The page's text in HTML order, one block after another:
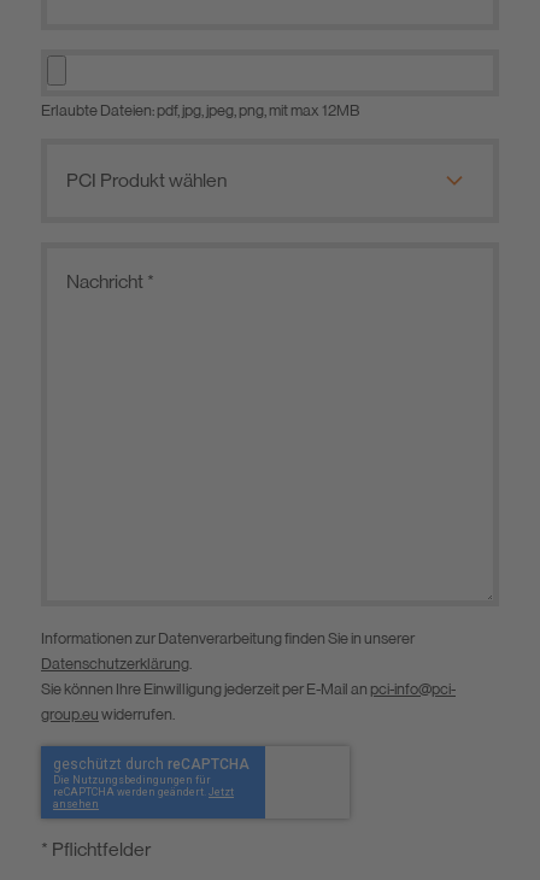
Erlaubte Dateien: pdf, jpg, jpeg, png, mit max 12MB
Informationen zur Datenverarbeitung finden Sie in unserer
Datenschutzerklärung.
Sie können Ihre Einwilligung jederzeit per E-Mail an pci-info@pci-
group.eu widerrufen.
* Pflichtfelder